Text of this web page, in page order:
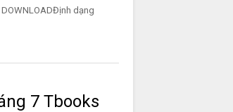
DOWNLOADĐịnh dạng
7 Tbooks